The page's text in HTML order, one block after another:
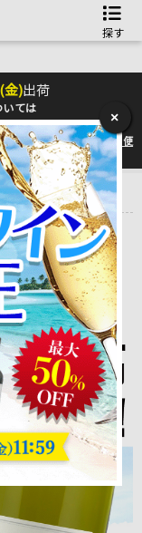
探す
金)出荷
ては
ます。最新情報は佐川急便
VENETO ＞ポン
ワインズ
×